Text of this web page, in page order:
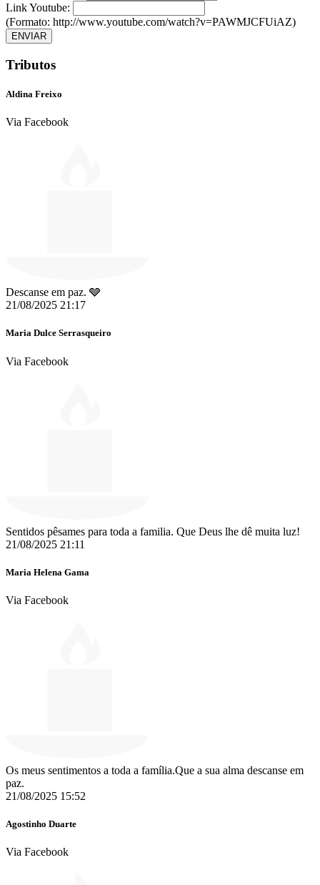
Link Youtube:
(Formato: http://www.youtube.com/watch?v=PAWMJCFUiAZ)
ENVIAR
Tributos
Aldina Freixo
Via Facebook
Descanse em paz. 🩶
21/08/2025 21:17
Maria Dulce Serrasqueiro
Via Facebook
Sentidos pêsames para toda a familia. Que Deus lhe dê muita luz!
21/08/2025 21:11
Maria Helena Gama
Via Facebook
Os meus sentimentos a toda a família.Que a sua alma descanse em
paz.
21/08/2025 15:52
Agostinho Duarte
Via Facebook